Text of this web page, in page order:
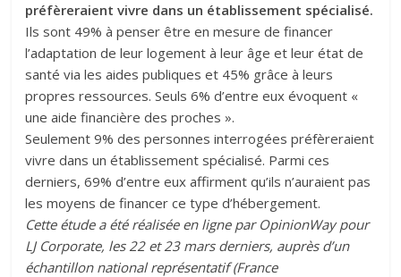
préfèreraient vivre dans un établissement spécialisé.
Ils sont 49% à penser être en mesure de financer
l’adaptation de leur logement à leur âge et leur état de
santé via les aides publiques et 45% grâce à leurs
propres ressources. Seuls 6% d’entre eux évoquent «
une aide financière des proches ».
Seulement 9% des personnes interrogées préfèreraient
vivre dans un établissement spécialisé. Parmi ces
derniers, 69% d’entre eux affirment qu’ils n’auraient pas
les moyens de financer ce type d’hébergement.
Cette étude a été réalisée en ligne par OpinionWay pour
LJ Corporate, les 22 et 23 mars derniers, auprès d’un
échantillon national représentatif (France